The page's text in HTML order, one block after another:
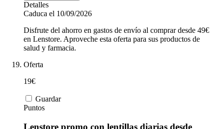
Detalles
Caduca el 10/09/2026
Disfrute del ahorro en gastos de envío al comprar desde 49€
en Lenstore. Aproveche esta oferta para sus productos de
salud y farmacia.
Oferta
19€
Guardar
Puntos
Lenstore promo con lentillas diarias desde